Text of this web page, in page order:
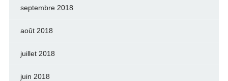
septembre 2018
août 2018
juillet 2018
juin 2018